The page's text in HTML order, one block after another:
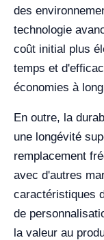
des
technologie
coût initial plus
temps et
économies à
En outre, la
une longévité
remplacement
avec d'autres
caractéristiques
de
la valeur au